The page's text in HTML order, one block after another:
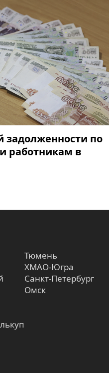
задолженности по
работникам в
Тюмень
ХМАО-Югра
Санкт-Петербург
Омск